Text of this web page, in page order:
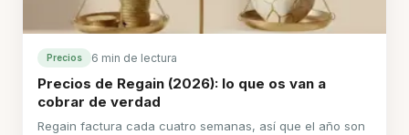
Precios 6 min de lectura
Precios de Regain (2026): lo que os van a
cobrar de verdad
Regain factura cada cuatro semanas, así que el año son